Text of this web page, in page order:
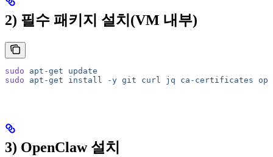
2) 필수 패키지 설치(VM 내부)
sudo apt-get update
sudo apt-get install -y git curl jq ca-certificates
3) OpenClaw 설치